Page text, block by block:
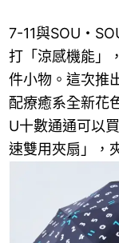
7-11與SOU・
打「涼感機能」
件小物。這次推
配療癒系全新花
U十數通通可以
速雙用夾扇」，